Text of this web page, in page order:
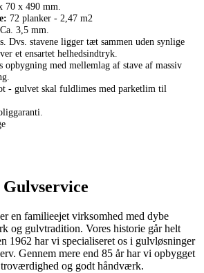
70 x 490 mm.
72 planker - 2,47 m2
Ca. 3,5 mm.
Dvs. stavene ligger tæt sammen uden synlige
et ensartet helhedsindtryk.
opbygning med mellemlag af stave af massiv
- gulvet skal fuldlimes med parketlim til
en familieejet virksomhed med dybe
og gulvtradition. Vores historie går helt
1962 har vi specialiseret os i gulvløsninger
Gennem mere end 85 år har vi opbygget
og godt håndværk.